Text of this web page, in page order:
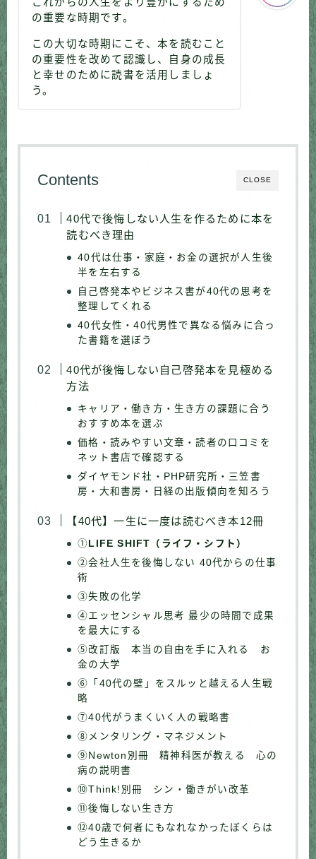
の重要な時期です。
この大切な時期にこそ、本を読むこと
の重要性を改めて認識し、自身の成長
と幸せのために読書を活用しましょ
う。
CLOSE
Contents
40代で後悔しない人生を作るために本を
読むべき理由
40代は仕事・家庭・お金の選択が人生後
半を左右する
自己啓発本やビジネス書が40代の思考を
整理してくれる
40代女性・40代男性で異なる悩みに合っ
た書籍を選ぼう
40代が後悔しない自己啓発本を見極める
方法
キャリア・働き方・生き方の課題に合う
おすすめ本を選ぶ
価格・読みやすい文章・読者の口コミを
ネット書店で確認する
ダイヤモンド社・PHP研究所・三笠書
房・大和書房・日経の出版傾向を知ろう
【40代】一生に一度は読むべき本12冊
① LIFE SHIFT（ライフ・シフト）
②会社人生を後悔しない 40代からの仕事
術
③失敗の化学
④エッセンシャル思考 最少の時間で成果
を最大にする
⑤改訂版 本当の自由を手に入れる お
金の大学
⑥「40代の壁」をスルッと越える人生戦
略
⑦40代がうまくいく人の戦略書
⑧メンタリング・マネジメント
⑨Newton別冊 精神科医が教える 心の
病の説明書
⑩Think!別冊 シン・働きがい改革
⑪後悔しない生き方
⑫40歳で何者にもなれなかったぼくらは
どう生きるか